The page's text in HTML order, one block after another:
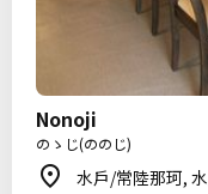
Nonoji
のゝじ(ののじ)
水戶/常陸那珂,